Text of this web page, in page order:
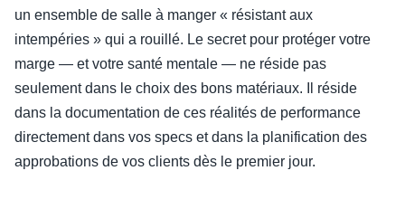
un ensemble de salle à manger « résistant aux
intempéries » qui a rouillé. Le secret pour protéger votre
marge — et votre santé mentale — ne réside pas
seulement dans le choix des bons matériaux. Il réside
dans la documentation de ces réalités de performance
directement dans vos specs et dans la planification des
approbations de vos clients dès le premier jour.